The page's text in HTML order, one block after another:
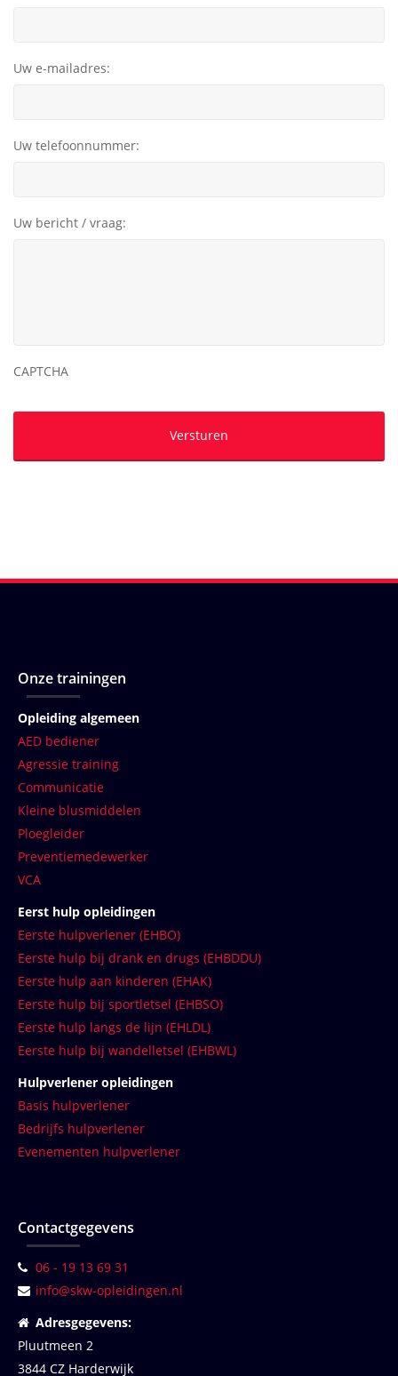
Uw e-mailadres:
Uw telefoonnummer:
Uw bericht / vraag:
CAPTCHA
Onze trainingen
Opleiding algemeen
AED bediener
Agressie training
Communicatie
Kleine blusmiddelen
Ploegleider
Preventiemedewerker
VCA
Eerst hulp opleidingen
Eerste hulpverlener (EHBO)
Eerste hulp bij drank en drugs (EHBDDU)
Eerste hulp aan kinderen (EHAK)
Eerste hulp bij sportletsel (EHBSO)
Eerste hulp langs de lijn (EHLDL)
Eerste hulp bij wandelletsel (EHBWL)
Hulpverlener opleidingen
Basis hulpverlener
Bedrijfs hulpverlener
Evenementen hulpverlener
Contactgegevens
06 - 19 13 69 31
info@skw-opleidingen.nl
Adresgegevens:
Pluutmeen 2
3844 CZ Harderwijk